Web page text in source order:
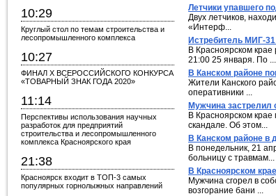
10:29
Круглый стол по темам строительства и
лесопромышленного комплекса
10:27
ФИНАЛ X ВСЕРОССИЙСКОГО КОНКУРСА
«ТОВАРНЫЙ ЗНАК ГОДА 2020»
11:14
Перспективы использования научных
разработок для предприятий
строительства и лесопромышленного
комплекса Красноярского края
21:38
Красноярск входит в ТОП-3 самых
популярных горнолыжных направлений
Летчики упавшего
Двух летчиков,
«Интерф...
Истребитель МИГ-
В Красноярском
21:00 25 января. По ...
В Канском районе
Жители Канского
оперативники ...
Мужчина
В Красноярском
скандале. Об этом...
В Канском районе в
В понедельник, 21
больницу с травмам...
В Красноярском
Мужчина сгорел в
возгорание бани ...